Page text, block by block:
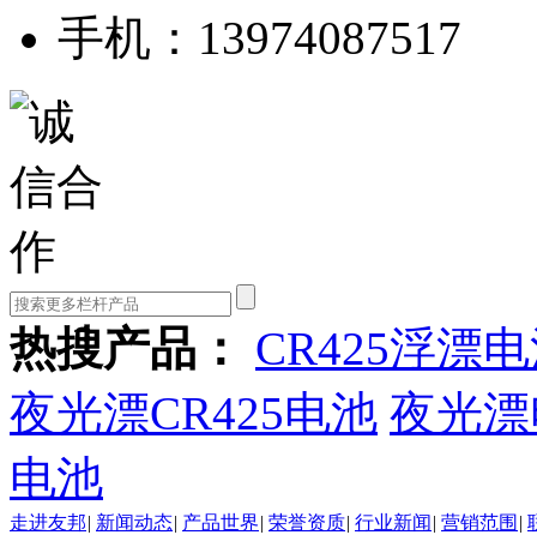
手机：13974087517
热搜产品：
CR425浮漂
夜光漂CR425电池 夜光
电池
走进友邦| 新闻动态| 产品世界| 荣誉资质| 行业新闻 | 营销范围 |